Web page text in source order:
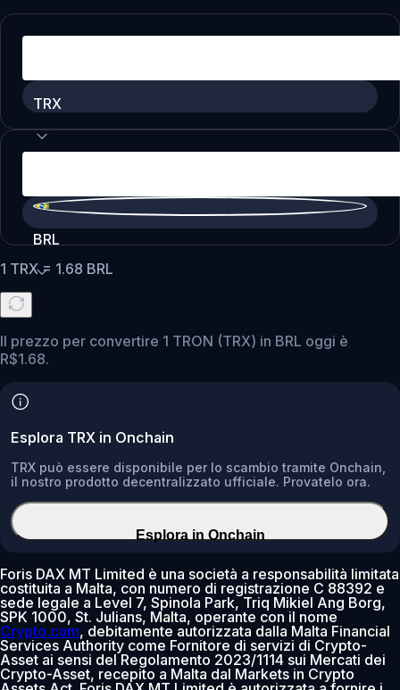
TRX
BRL
1 TRX= 1.68 BRL
Il prezzo per convertire 1 TRON (TRX) in BRL oggi è
R$1.68.
Esplora TRX in Onchain
TRX può essere disponibile per lo scambio tramite Onchain,
il nostro prodotto decentralizzato ufficiale. Provatelo ora.
Esplora in Onchain
Foris DAX MT Limited è una società a responsabilità limitata
costituita a Malta, con numero di registrazione C 88392 e
sede legale a Level 7, Spinola Park, Triq Mikiel Ang Borg,
SPK 1000, St. Julians, Malta, operante con il nome
Crypto.com, debitamente autorizzata dalla Malta Financial
Services Authority come Fornitore di servizi di Crypto-
Asset ai sensi del Regolamento 2023/1114 sui Mercati dei
Crypto-Asset, recepito a Malta dal Markets in Crypto